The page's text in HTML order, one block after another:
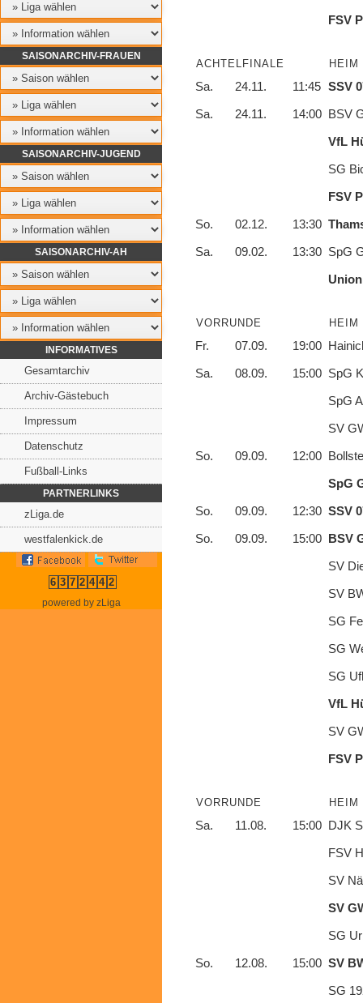
SAISONARCHIV-FRAUEN
SAISONARCHIV-JUGEND
SAISONARCHIV-AH
INFORMATIVES
Gesamtarchiv
Archiv-Gästebuch
Impressum
Datenschutz
Fußball-Links
PARTNERLINKS
zLiga.de
westfalenkick.de
6 3 7 2 4 4 2
powered by zLiga
FSV
ACHTELFINALE HEIM
Sa. 24.11. 11:45 SSV
Sa.
24.11. 14:00 BSV
VfL
SG
FSV
So.
02.12. 13:30
Sa.
09.02. 13:30 SpG
VORRUNDE HEIM
Fr. 07.09. 19:00
Sa.
08.09. 15:00 SpG
SpG
SV
So.
09.09. 12:00
SpG
So.
09.09. 12:30 SSV
So.
09.09. 15:00 BSV
SV
SV
SG
SG
SG
VfL
SV
FSV
VORRUNDE HEIM
Sa. 11.08. 15:00 DJK
FSV
SV
SV
SG
So.
12.08. 15:00 SV
SG